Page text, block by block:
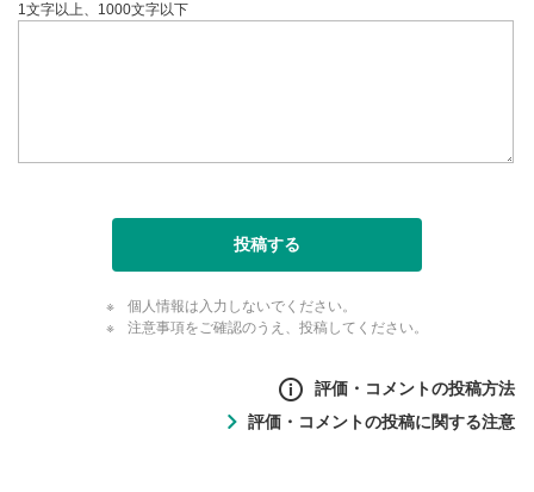
1文字以上、1000文字以下
投稿する
個人情報は入力しないでください。
注意事項をご確認のうえ、投稿してください。
評価・コメントの投稿方法
評価・コメントの投稿に関する注意